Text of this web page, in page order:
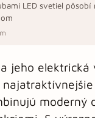
LED svetiel
jeho elektrická
moderný